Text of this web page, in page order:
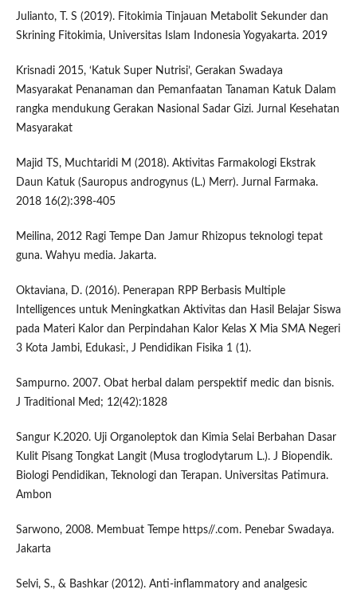
Julianto, T. S (2019). Fitokimia Tinjauan Metabolit Sekunder dan
Skrining Fitokimia, Universitas Islam Indonesia Yogyakarta. 2019
Krisnadi 2015, ‘Katuk Super Nutrisi’, Gerakan Swadaya
Masyarakat Penanaman dan Pemanfaatan Tanaman Katuk Dalam
rangka mendukung Gerakan Nasional Sadar Gizi. Jurnal Kesehatan
Masyarakat
Majid TS, Muchtaridi M (2018). Aktivitas Farmakologi Ekstrak
Daun Katuk (Sauropus androgynus (L.) Merr). Jurnal Farmaka.
2018 16(2):398-405
Meilina, 2012 Ragi Tempe Dan Jamur Rhizopus teknologi tepat
guna. Wahyu media. Jakarta.
Oktaviana, D. (2016). Penerapan RPP Berbasis Multiple
Intelligences untuk Meningkatkan Aktivitas dan Hasil Belajar Siswa
pada Materi Kalor dan Perpindahan Kalor Kelas X Mia SMA Negeri
3 Kota Jambi, Edukasi:, J Pendidikan Fisika 1 (1).
Sampurno. 2007. Obat herbal dalam perspektif medic dan bisnis.
J Traditional Med; 12(42):1828
Sangur K.2020. Uji Organoleptok dan Kimia Selai Berbahan Dasar
Kulit Pisang Tongkat Langit (Musa troglodytarum L.). J Biopendik.
Biologi Pendidikan, Teknologi dan Terapan. Universitas Patimura.
Ambon
Sarwono, 2008. Membuat Tempe https//.com. Penebar Swadaya.
Jakarta
Selvi, S., & Bashkar (2012). Anti-inflammatory and analgesic